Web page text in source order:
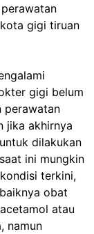
gigi tiruan
gigi belum
perawatan
jika akhirnya
dilakukan
ini mungkin
terkini,
obat
atau
namun